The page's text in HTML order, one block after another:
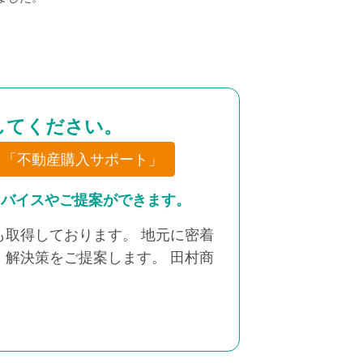
ください。
「不動産購入サポート」
イスやご提案ができます。
得しております。 地元に密着
決策をご提案します。 田村商